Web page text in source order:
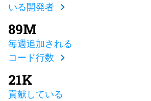
いる開発者
89M
毎週追加される
コード行数
21K
貢献している